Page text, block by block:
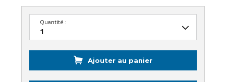
Quantité :
Ajouter au panier